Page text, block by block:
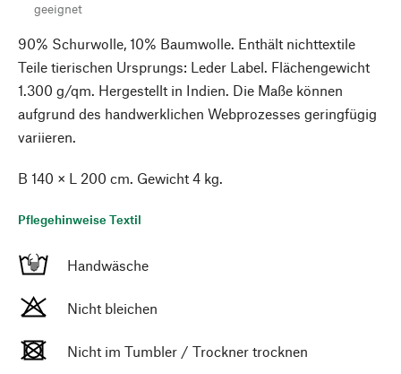
geeignet
90% Schurwolle, 10% Baumwolle. Enthält nichttextile
Teile tierischen Ursprungs: Leder Label. Flächengewicht
1.300 g/qm. Hergestellt in Indien. Die Maße können
aufgrund des handwerklichen Webprozesses geringfügig
variieren.
B 140 × L 200 cm. Gewicht 4 kg.
Pflegehinweise Textil
Handwäsche
Nicht bleichen
Nicht im Tumbler / Trockner trocknen